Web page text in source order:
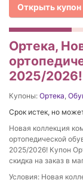
Открыть купон
Ортека,
2025/2026!
Купоны: Ортека
Срок истек, но
Новая коллекция
ортопедической
2025/2026! Купон
скидка на заказ в
Условия: Новая